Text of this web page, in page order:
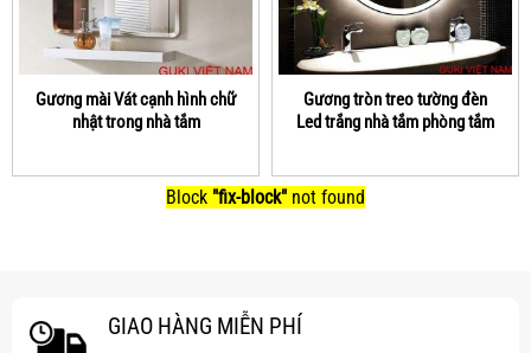
Gương mài Vát cạnh hình chữ
nhật trong nhà tắm
Gương tròn treo tường đèn
Led trắng nhà tắm phòng tắm
Block "fix-block" not found
GIAO HÀNG MIỄN PHÍ